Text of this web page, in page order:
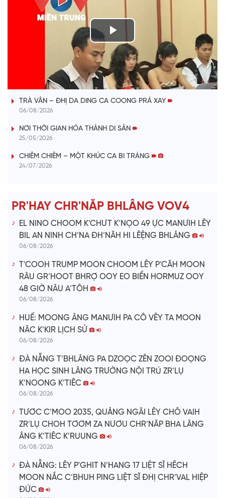
P
l
a
V
i
e
o
VÀI PHÚT DÀNH CHO QUẢNG BÁ
TRÀ VÂN – ĐHỊ DA DING CA COONG PRÁ XAY
06/08/2026
NƠI THỜI GIAN HÓA THÀNH DI SẢN
25/05/2026
CHIÊM CHIÊM – MỘT KHÚC CA BI TRÁNG
24/07/2026
PR'HAY CHR'NĂP BHLÂNG VOV4
EL NINO CHOOM K’CHƯT K’NỌO 49 ỰC MANƯIH LÊY
BIL AN NINH CH’NA ĐH’NĂH HI LÊỆNG BHLÂNG
06/08/2026
T’COOH TRUMP MOON CHOOM LÊY P’CĂH MOON
RÂU GR’HOOT BHRỢ OOY EO BIỂN HORMUZ OOY
48 GIỜ NÂU A’TÔH
06/08/2026
HUẾ: MOONG ÂNG MANƯIH PA CÔ VÊY TA MOON
NĂC K’KIR LỊCH SỬ
06/08/2026
ĐÀ NẴNG T’BHLÂNG PA DZOỌC ZÊN ZOOI ĐOỌNG
HA HỌC SINH LÂNG TRƯỜNG NỘI TRÚ ZR’LỤ
K’NOONG K’TIÊC
06/08/2026
TƯƠC C’MOO 2035, QUẢNG NGÃI LÊY CHÔ VAIH
ZR’LỤ CHOH TƠƠM ZA NƯƠU CHR’NĂP BHA LÂNG
ÂNG K’TIÊC K’RUUNG
06/08/2026
ĐÀ NẴNG: LÊY P'GHIT N’HANG 17 LIỆT SĨ HÊCH
MOON NẮC C’BHUH PING LIỆT SĨ ĐHỊ CHR’VAL HIỆP
ĐỨC